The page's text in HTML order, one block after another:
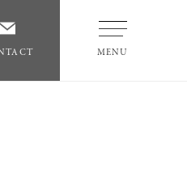
MENU